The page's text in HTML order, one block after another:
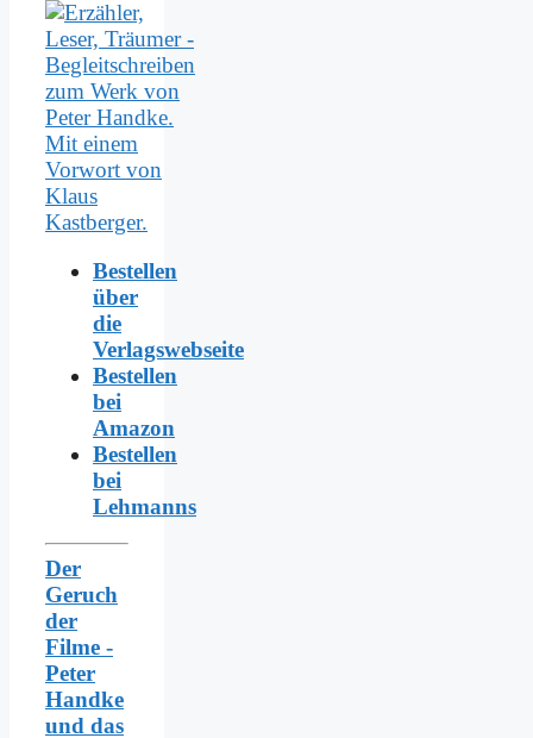
Bestellen
über
die
Verlagswebseite
Bestellen
bei
Amazon
Bestellen
bei
Lehmanns
Der
Geruch
der
Filme -
Peter
Handke
und das